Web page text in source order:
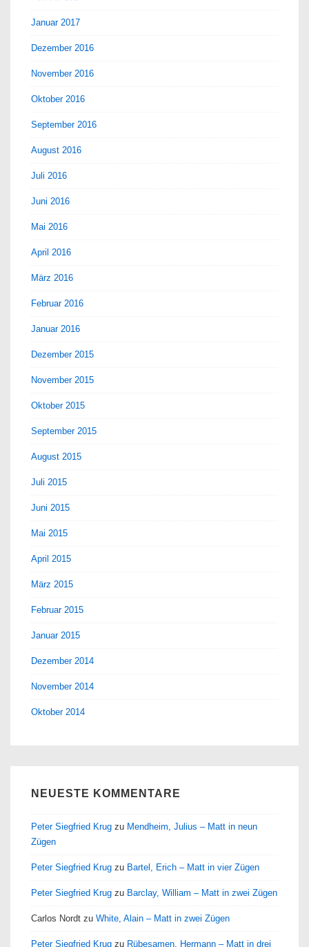
Januar 2017
Dezember 2016
November 2016
Oktober 2016
September 2016
August 2016
Juli 2016
Juni 2016
Mai 2016
April 2016
März 2016
Februar 2016
Januar 2016
Dezember 2015
November 2015
Oktober 2015
September 2015
August 2015
Juli 2015
Juni 2015
Mai 2015
April 2015
März 2015
Februar 2015
Januar 2015
Dezember 2014
November 2014
Oktober 2014
NEUESTE KOMMENTARE
Peter Siegfried Krug zu Mendheim, Julius – Matt in neun
Zügen
Peter Siegfried Krug zu Bartel, Erich – Matt in vier Zügen
Peter Siegfried Krug zu Barclay, William – Matt in zwei Zügen
Carlos Nordt zu White, Alain – Matt in zwei Zügen
Peter Siegfried Krug zu Rübesamen, Hermann – Matt in drei